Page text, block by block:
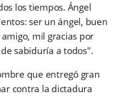
los tiempos. Ángel
ser un ángel, buen
mil gracias por
sabiduría a todos".
que entregó gran
contra la dictadura